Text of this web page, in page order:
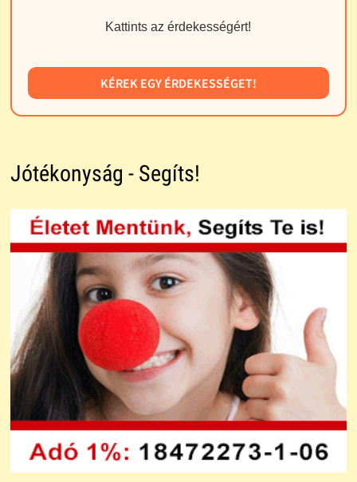
Kattints az érdekességért!
KÉREK EGY ÉRDEKESSÉGET!
Jótékonyság - Segíts!